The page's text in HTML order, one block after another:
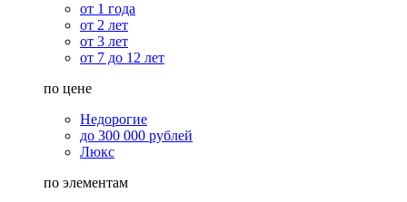
от 1 года
от 2 лет
от 3 лет
от 7 до 12 лет
по цене
Недорогие
до 300 000 рублей
Люкс
по элементам